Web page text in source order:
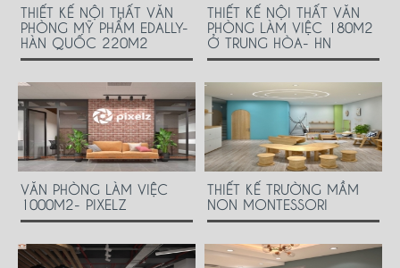
THIẾT KẾ NỘI THẤT VĂN
PHÒNG MỸ PHẨM EDALLY-
HÀN QUỐC 220M2
THIẾT KẾ NỘI THẤT VĂN
PHÒNG LÀM VIỆC 180M2
Ở TRUNG HÒA- HN
VĂN PHÒNG LÀM VIỆC
1000M2- PIXELZ
THIẾT KẾ TRƯỜNG MẦM
NON MONTESSORI